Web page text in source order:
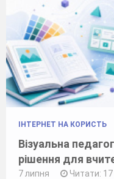
ІНТЕРНЕТ НА КОРИСТЬ
Візуальна
рішення для
7 липня Читати: